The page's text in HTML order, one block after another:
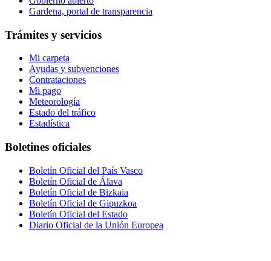
Gardena, portal de transparencia
Trámites y servicios
Mi carpeta
Ayudas y subvenciones
Contrataciones
Mi pago
Meteorología
Estado del tráfico
Estadística
Boletines oficiales
Boletín Oficial del País Vasco
Boletín Oficial de Álava
Boletín Oficial de Bizkaia
Boletín Oficial de Gipuzkoa
Boletín Oficial del Estado
Diario Oficial de la Unión Europea